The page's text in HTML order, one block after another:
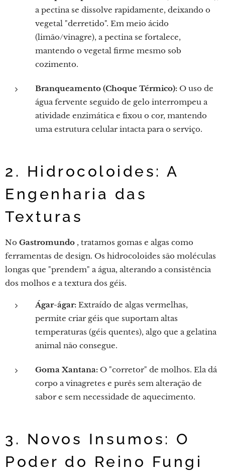
a pectina se dissolve rapidamente, deixando o
vegetal "derretido". Em meio ácido
(limão/vinagre), a pectina se fortalece,
mantendo o vegetal firme mesmo sob
cozimento.
Branqueamento (Choque Térmico): O uso de
água fervente seguido de gelo interrompeu a
atividade enzimática e fixou o cor, mantendo
uma estrutura celular intacta para o serviço.
2. Hidrocoloides: A
Engenharia das
Texturas
No Gastromundo , tratamos gomas e algas como
ferramentas de design. Os hidrocoloides são moléculas
longas que "prendem" a água, alterando a consistência
dos molhos e a textura dos géis.
Ágar-ágar: Extraído de algas vermelhas,
permite criar géis que suportam altas
temperaturas (géis quentes), algo que a gelatina
animal não consegue.
Goma Xantana: O "corretor" de molhos. Ela dá
corpo a vinagretes e purês sem alteração de
sabor e sem necessidade de aquecimento.
3. Novos Insumos: O
Poder do Reino Fungi